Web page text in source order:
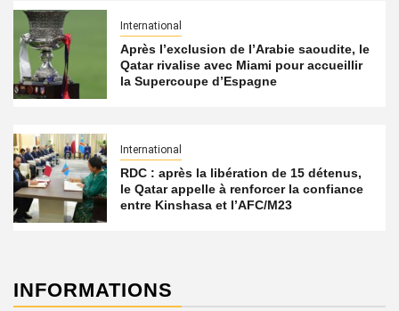
International
Après l’exclusion de l’Arabie saoudite, le
Qatar rivalise avec Miami pour accueillir
la Supercoupe d’Espagne
International
RDC : après la libération de 15 détenus,
le Qatar appelle à renforcer la confiance
entre Kinshasa et l’AFC/M23
INFORMATIONS